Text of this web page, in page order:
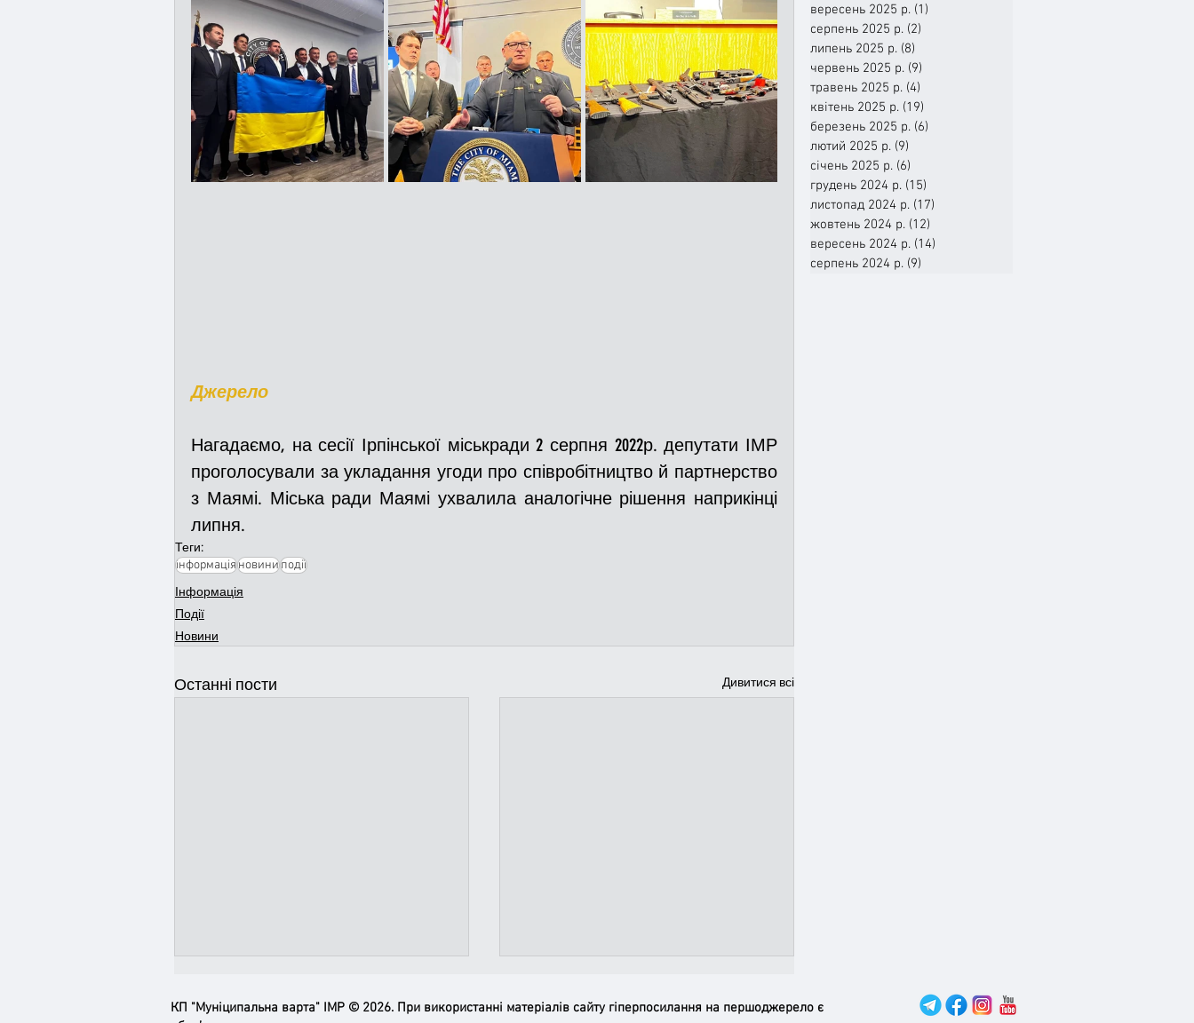
Джерело
Нагадаємо, на сесії Ірпінської міськради 2 серпня 2022р. депутати ІМР
проголосували за укладання угоди про співробітництво й партнерство
з Маямі. Міська ради Маямі ухвалила аналогічне рішення наприкінці
липня.
Теги:
інформаціяновиниподії
Інформація
Події
Новини
Останні пости Дивитися всі
вересень 2025 р. (1)
серпень 2025 р. (2)
липень 2025 р. (8)
червень 2025 р. (9)
травень 2025 р. (4)
квітень 2025 р. (19)
березень 2025 р. (6)
лютий 2025 р. (9)
січень 2025 р. (6)
грудень 2024 р. (15)
листопад 2024 р. (17)
жовтень 2024 р. (12)
вересень 2024 р. (14)
серпень 2024 р. (9)
КП "Муніципальна варта" ІМР © 2026. При використанні матеріалів сайту гіперпосилання на першоджерело є